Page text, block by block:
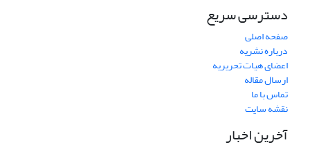
دسترسی سریع
صفحه اصلی
درباره نشریه
اعضای هیات تحریریه
ارسال مقاله
تماس با ما
نقشه سایت
آخرین اخبار